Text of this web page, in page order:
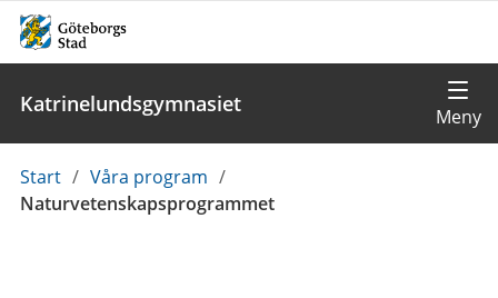
Katrinelundsgymnasiet
Du
är
Start / Våra program /
Naturvetenskapsprogrammet